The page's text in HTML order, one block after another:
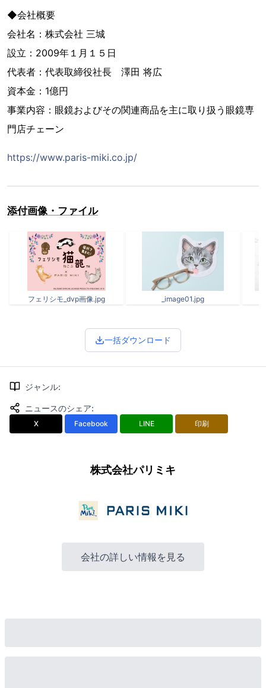
◆会社概要
会社名：株式会社 三城
設立：2009年１月１５日
代表者：代表取締役社長 澤田 将広
資本金：1億円
事業内容：眼鏡およびその関連商品を主に取り扱う眼鏡専
門店チェーン
https://www.paris-miki.co.jp/
添付画像・ファイル
フェリシモ_dvp画像.jpg _image01.jpg
一括ダウンロード
ジャンル:
ニュースのシェア:
X Facebook LINE 印刷
株式会社パリミキ
会社の詳しい情報を見る